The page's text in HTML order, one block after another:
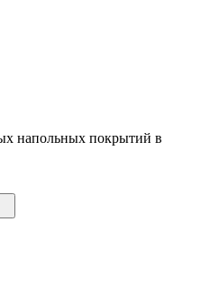
напольных покрытий в